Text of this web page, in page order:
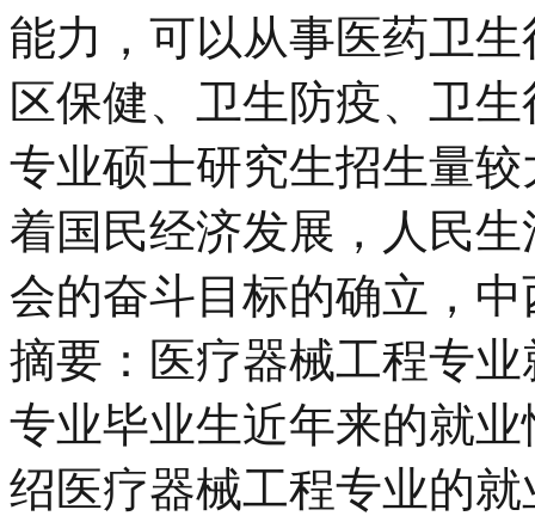
能力，可以从事医药卫
区保健、卫生防疫、卫
专业硕士研究生招生量
着国民经济发展，人民
会的奋斗目标的确立，
摘要：医疗器械工程专
专业毕业生近年来的就
绍医疗器械工程专业的